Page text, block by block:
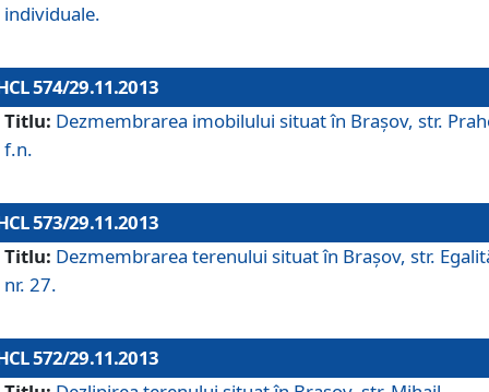
individuale.
574/29.11.2013
Titlu: Dezmembrarea imobilului situat în Braşov, str.
f.n.
573/29.11.2013
Titlu: Dezmembrarea terenului situat în Braşov, str.
nr. 27.
572/29.11.2013